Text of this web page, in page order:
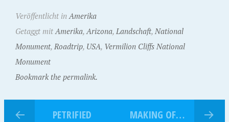
Veröffentlicht inAmerika
Getaggt mitAmerika,Arizona, Landschaft, National
Monument, Roadtrip, USA, Vermilion Cliffs National
Monument
Bookmark the permalink.
PETRIFIED
MAKING OF…